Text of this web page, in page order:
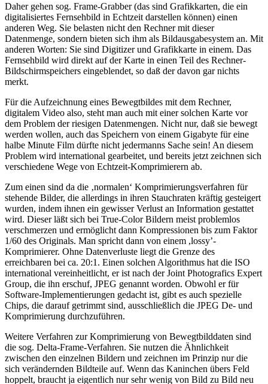
Daher gehen sog. Frame-Grabber (das sind Grafikkarten, die ein
digitalisiertes Fernsehbild in Echtzeit darstellen können) einen
anderen Weg. Sie belasten nicht den Rechner mit dieser
Datenmenge, sondern bieten sich ihm als Bildausgabesystem an. Mit
anderen Worten: Sie sind Digitizer und Grafikkarte in einem. Das
Fernsehbild wird direkt auf der Karte in einen Teil des Rechner-
Bildschirmspeichers eingeblendet, so daß der davon gar nichts
merkt.
Für die Aufzeichnung eines Bewegtbildes mit dem Rechner,
digitalem Video also, steht man auch mit einer solchen Karte vor
dem Problem der riesigen Datenmengen. Nicht nur, daß sie bewegt
werden wollen, auch das Speichern von einem Gigabyte für eine
halbe Minute Film dürfte nicht jedermanns Sache sein! An diesem
Problem wird international gearbeitet, und bereits jetzt zeichnen sich
verschiedene Wege von Echtzeit-Komprimierern ab.
Zum einen sind da die ‚normalen‘ Komprimierungsverfahren für
stehende Bilder, die allerdings in ihren Stauchraten kräftig gesteigert
wurden, indem ihnen ein gewisser Verlust an Information gestattet
wird. Dieser läßt sich bei True-Color Bildern meist problemlos
verschmerzen und ermöglicht dann Kompressionen bis zum Faktor
1/60 des Originals. Man spricht dann von einem ,lossy’-
Komprimierer. Ohne Datenverluste liegt die Grenze des
erreichbaren bei ca. 20:1. Einen solchen Algorithmus hat die ISO
international vereinheitlicht, er ist nach der Joint Photografics Expert
Group, die ihn erschuf, JPEG genannt worden. Obwohl er für
Software-Implementierungen gedacht ist, gibt es auch spezielle
Chips, die darauf getrimmt sind, ausschließlich die JPEG De- und
Komprimierung durchzuführen.
Weitere Verfahren zur Komprimierung von Bewegtbilddaten sind
die sog. Delta-Frame-Verfahren. Sie nutzen die Ähnlichkeit
zwischen den einzelnen Bildern und zeichnen im Prinzip nur die
sich verändernden Bildteile auf. Wenn das Kaninchen übers Feld
hoppelt, braucht ja eigentlich nur sehr wenig von Bild zu Bild neu